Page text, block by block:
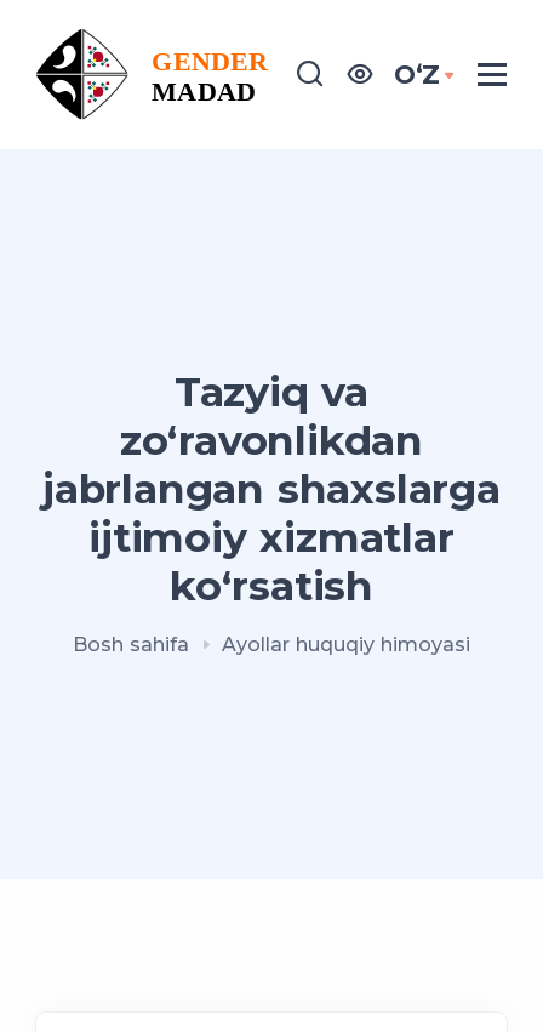
OʻZ
Tazyiq va
zo‘ravonlikdan
jabrlangan shaxslarga
ijtimoiy xizmatlar
ko‘rsatish
Bosh sahifa Ayollar huquqiy himoyasi